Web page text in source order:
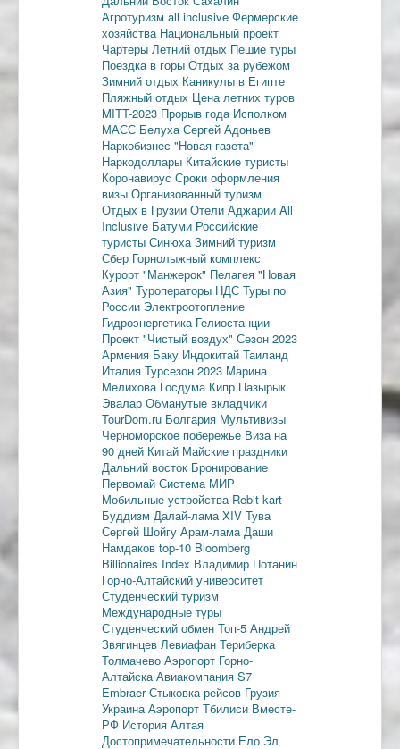
Агротуризм all inclusive Фермерские
хозяйства Национальный проект
Чартеры Летний отдых Пешие туры
Поездка в горы Отдых за рубежом
Зимний отдых Каникулы в Египте
Пляжный отдых Цена летних туров
MITT-2023 Прорыв года Исполком
МАСС БелухаСергей Адоньев
Наркобизнес "Новая газета"
Наркодоллары Китайские туристы
Коронавирус Сроки оформления
визы Организованный туризм
Отдых в Грузии Отели Аджарии All
Inclusive Батуми Российские
туристы СинюхаЗимний туризм
Сбер Горнолыжный комплекс
Курорт "Манжерок" Пелагея "Новая
Азия" Туроператоры НДС Туры по
России Электроотопление
Гидроэнергетика Гелиостанции
Проект "Чистый воздух" Сезон 2023
Армения Баку Индокитай Таиланд
Италия Турсезон 2023 Марина
Мелихова Госдума Кипр Пазырык
Эвалар Обманутые вкладчики
TourDom.ru Болгария Мультивизы
Черноморское побережье Виза на
90 дней Китай Майские праздники
Дальний восток Бронирование
Первомай Система МИР
Мобильные устройства Rebit kart
Буддизм Далай-лама XIV Тува
Сергей Шойгу Арам-ламаДаши
Намдаков top-10 Bloomberg
Billionaires Index Владимир Потанин
Горно-Алтайский университет
Студенческий туризм
Международные туры
Студенческий обмен Топ-5 Андрей
Звягинцев Левиафан Териберка
Толмачево Аэропорт Горно-
АлтайскаАвиакомпания S7
EmbraerСтыковка рейсов Грузия
УкраинаАэропорт Тбилиси Вместе-
РФ История Алтая
Достопримечательности Ело Эл